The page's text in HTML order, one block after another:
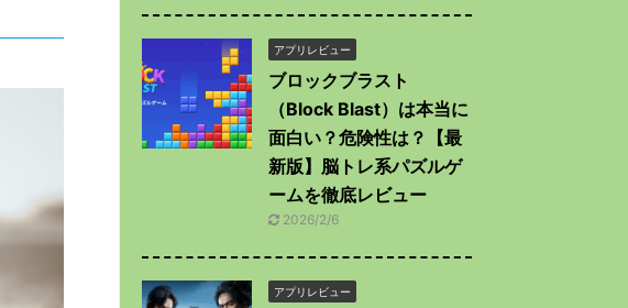
アプリレビュー
ブロックブラスト
（Block Blast）は本当に
面白い？危険性は？【最
新版】脳トレ系パズルゲ
ームを徹底レビュー
2026/2/6
アプリレビュー